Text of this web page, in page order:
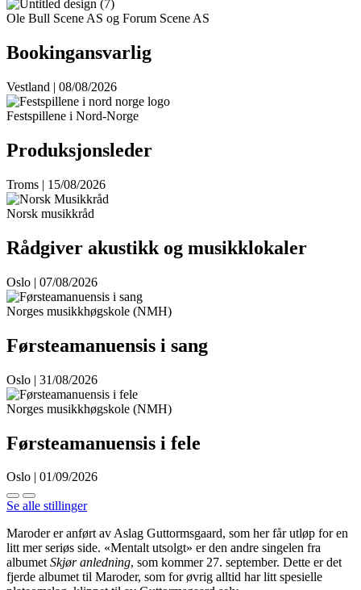
Ole Bull Scene AS og Forum Scene AS
Bookingansvarlig
Vestland | 08/08/2026
Festspillene i Nord-Norge
Produksjonsleder
Troms | 15/08/2026
Norsk musikkråd
Rådgiver akustikk og musikklokaler
Oslo | 07/08/2026
Norges musikkhøgskole (NMH)
Førsteamanuensis i sang
Oslo | 31/08/2026
Norges musikkhøgskole (NMH)
Førsteamanuensis i fele
Oslo | 01/09/2026
Se alle stillinger
Maroder er anført av Aslag Guttormsgaard, som her får utløp for en
litt mer seriøs side. «Mentalt utsolgt» er den andre singelen fra
albumetSkjør anledning, som kommer 27. september. Dette er det
fjerde albumet til Maroder, som for øvrig alltid har litt spesielle